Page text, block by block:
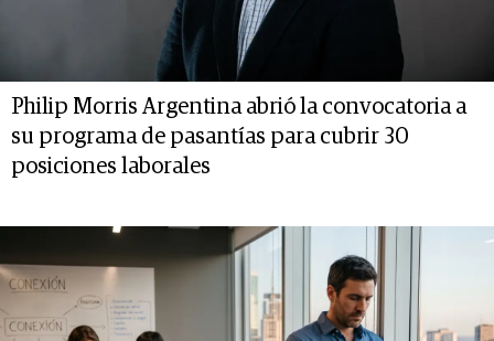
Philip Morris Argentina abrió la convocatoria a
su programa de pasantías para cubrir 30
posiciones laborales